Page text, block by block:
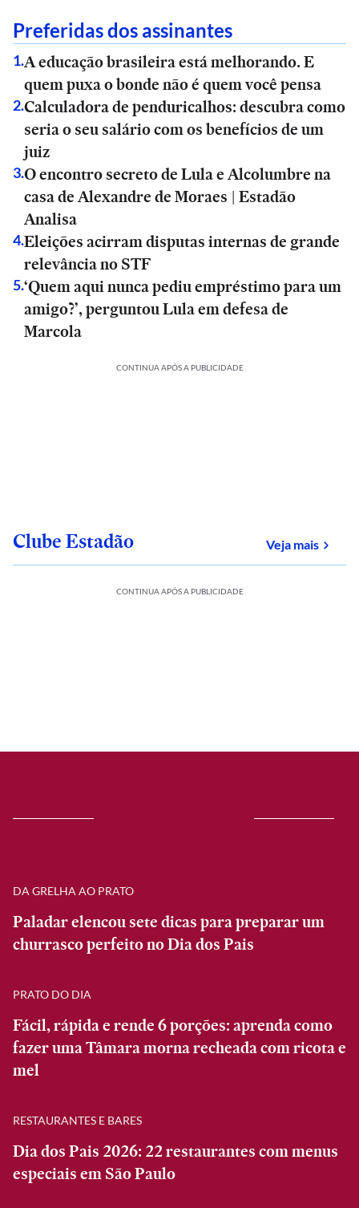
Preferidas dos assinantes
1.A educação brasileira está melhorando. E
quem puxa o bonde não é quem você pensa
2.Calculadora de penduricalhos: descubra como
seria o seu salário com os benefícios de um
juiz
3.O encontro secreto de Lula e Alcolumbre na
casa de Alexandre de Moraes | Estadão
Analisa
4.Eleições acirram disputas internas de grande
relevância no STF
5.‘Quem aqui nunca pediu empréstimo para um
amigo?’, perguntou Lula em defesa de
Marcola
CONTINUA APÓS A PUBLICIDADE
Clube Estadão Veja maissobre
CONTINUA APÓS A PUBLICIDADE
DA GRELHA AO PRATO
Paladar elencou sete dicas para preparar um
churrasco perfeito no Dia dos Pais
PRATO DO DIA
Fácil, rápida e rende 6 porções: aprenda como
fazer uma Tâmara morna recheada com ricota e
mel
RESTAURANTES E BARES
Dia dos Pais 2026: 22 restaurantes com menus
especiais em São Paulo